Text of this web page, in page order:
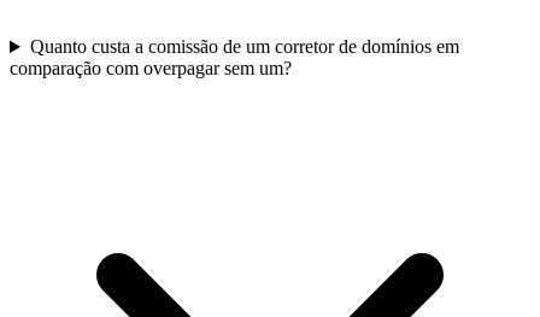
Quanto custa a comissão de um corretor de domínios em
comparação com overpagar sem um?